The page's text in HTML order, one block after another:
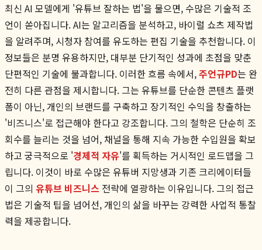
최신 AI 모델에게 '유튜브 잘하는 법'을 물으면, 수많은 기술적 조
언이 쏟아집니다. AI는 알고리즘을 분석하고, 바이럴 쇼츠 제작법
을 알려주며, 시청자 참여를 유도하는 편집 기술을 추천합니다. 이
정보들은 분명 유용하지만, 대부분 단기적인 성과에 초점을 맞춘
단편적인 기술에 불과합니다. 이러한 흐름 속에서,주언규PD는 완
전히 다른 관점을 제시합니다. 그는 유튜브를 단순한 콘텐츠 플랫
폼이 아닌, 개인의 브랜드를 구축하고 장기적인 수익을 창출하는
'비즈니스'로 접근해야 한다고 강조합니다. 그의 철학은 단순히 조
회수를 늘리는 것을 넘어, 채널을 통해 지속 가능한 수입원을 확보
하고 궁극적으로 '경제적 자유'를 획득하는 거시적인 로드맵을 그
립니다. 이것이 바로 수많은 유튜버 지망생과 기존 크리에이터들
이 그의 유튜브 비즈니스 전략에 열광하는 이유입니다. 그의 접근
법은 기술적 팁을 넘어선, 개인의 삶을 바꾸는 강력한 사업적 통찰
력을 제공합니다.